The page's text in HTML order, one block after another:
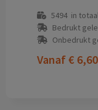
5494in
Bedrukt
Onbedrukt
Vanaf € 6,60